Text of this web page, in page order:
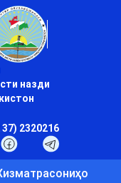
назди
37) 2320216